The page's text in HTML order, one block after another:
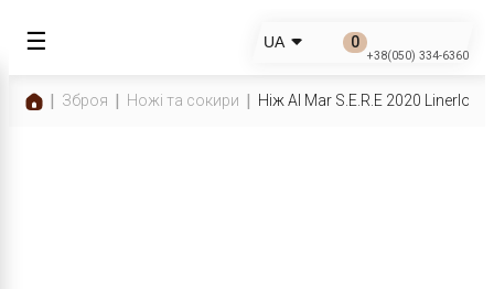
☰ UA 0
+38(050) 334-6360
Зброя Ножі та сокири Ніж Al Mar S.E.R.E 2020 Linerlock